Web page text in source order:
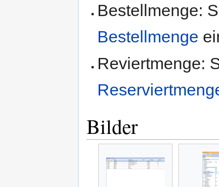
Bestellmenge:
Bestellmenge
Reviertmenge:
Bilder